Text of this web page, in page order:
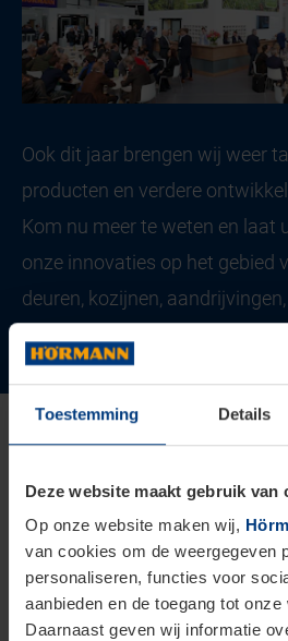
Toestemming Details
Deze website maakt gebruik van
Op onze website maken wij,
van cookies om de weergegeven
personaliseren, functies voor
aanbieden en de toegang tot
Daarnaast geven wij informatie
Ook dit jaar brengen wij weer
producten en verdere
Kom nu meer te weten en laat
onze innovaties op het gebied
deuren, kozijnen,
Goede redenen om te
Hörmann
Duurzame kwaliteit en